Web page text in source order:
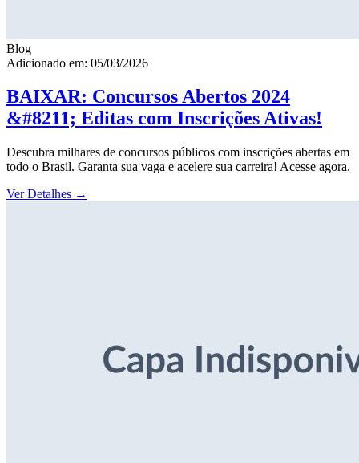
Blog
Adicionado em: 05/03/2026
BAIXAR: Concursos Abertos 2024
&#8211; Editas com Inscrições Ativas!
Descubra milhares de concursos públicos com inscrições abertas em
todo o Brasil. Garanta sua vaga e acelere sua carreira! Acesse agora.
Ver Detalhes →